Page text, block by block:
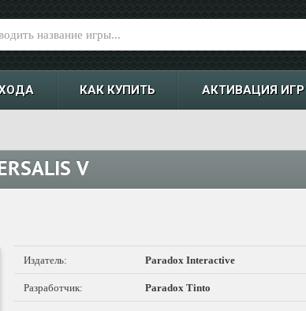
КАК КУПИТЬ АКТИВАЦИЯ ИГР
V
Издатель: Paradox Interactive
Разработчик: Paradox Tinto